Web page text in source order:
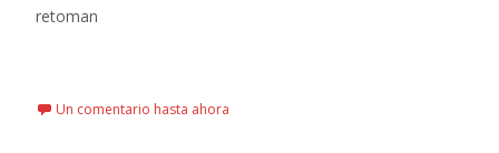
retoman
Un comentario hasta ahora